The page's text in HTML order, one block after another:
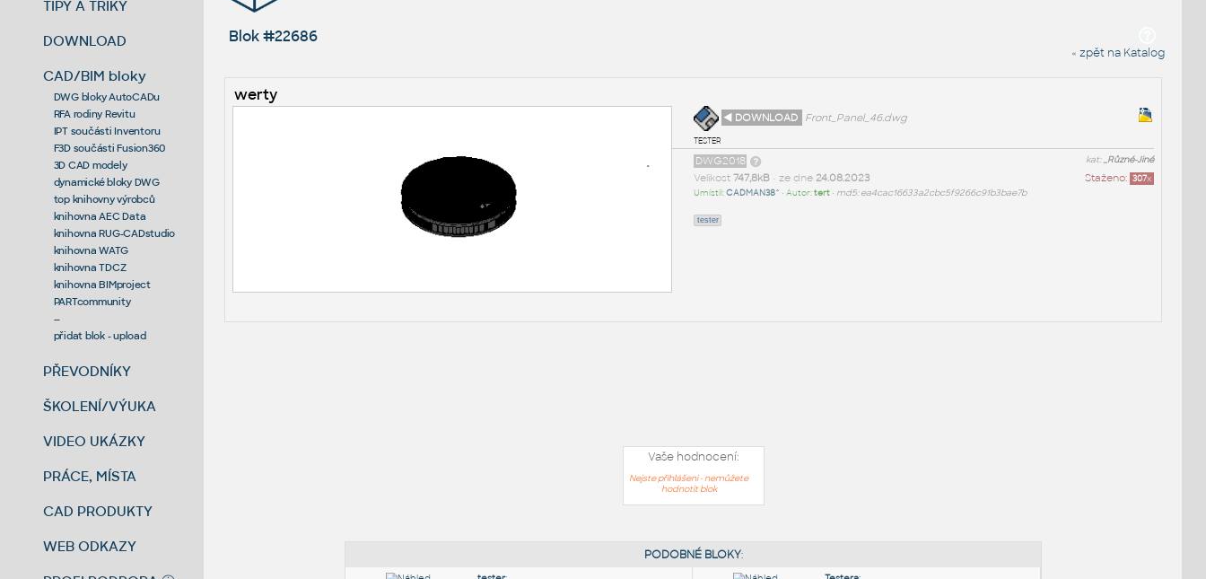
TIPY A TRIKY
DOWNLOAD
CAD/BIM bloky
DWG bloky AutoCADu
RFA rodiny Revitu
IPT součásti Inventoru
F3D součásti Fusion360
3D CAD modely
dynamické bloky DWG
top knihovny výrobců
knihovna AEC Data
knihovna RUG-CADstudio
knihovna WATG
knihovna TDCZ
knihovna BIMproject
PARTcommunity
--
přidat blok - upload
PŘEVODNÍKY
ŠKOLENÍ/VÝUKA
VIDEO UKÁZKY
PRÁCE, MÍSTA
CAD PRODUKTY
WEB ODKAZY
Blok #22686
« zpět na Katalog
werty
◄ DOWNLOAD
Front_Panel_46.dwg
tester
kat:_Různé-Jiné
DWG2018
Staženo: 307x
Velikost 747,8kB• ze dne 24.08.2023
Umístil:CADMAN38^ • Autor:tert• md5: ea4cac16633a2cbc5f9266c91b3bae7b
tester
Vaše hodnocení:
Nejste přihlášeni - nemůžete
hodnotit blok